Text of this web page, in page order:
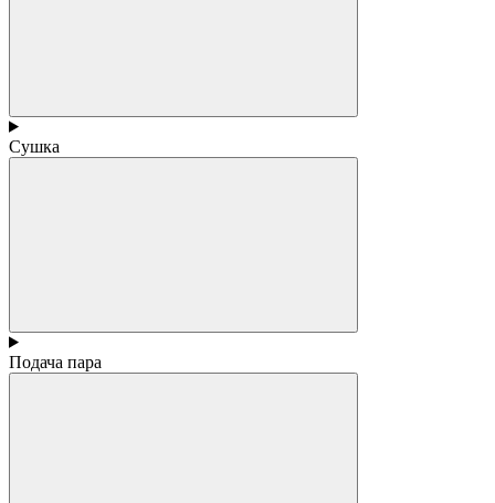
Сушка
Подача пара